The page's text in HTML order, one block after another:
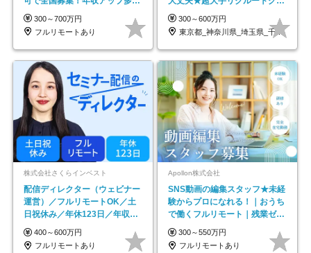
★年休最大130日★
300～700万円
フルリモートあり
ープの正社員/sg
300～600万円
東京都_神奈川県_埼玉県_千葉県_大阪府…
株式会社さくらインベスト
配信ディレクター（ウェビナー
運営）／フルリモートOK／土
日祝休み／年休123日／年収
600万円可
400～600万円
フルリモートあり
Apollon株式会社
SNS動画の編集スタッフ★未経
験からプロになれる！｜おうち
で働くフルリモート｜残業ゼロ
で18時退勤◎
300～550万円
フルリモートあり